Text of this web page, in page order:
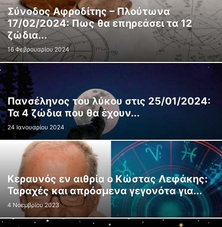
Σύνοδος Αφροδίτης – Πλούτωνα
17/02/2024: Πως θα επηρεάσει τα 12
ζώδια...
16 Φεβρουαρίου 2024
Πανσέληνος του λύκου στις 25/01/2024:
Τα 4 ζώδια που θα έχουν...
24 Ιανουαρίου 2024
Κεραυνός εν αιθρία ο Κώστας Λεφάκης:
Ταραχές και απρόσμενα γεγονότα για...
4 Νοεμβρίου 2023